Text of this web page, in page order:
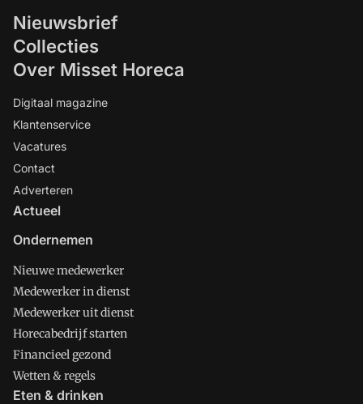
Nieuwsbrief
Collecties
Over Misset Horeca
Digitaal magazine
Klantenservice
Vacatures
Contact
Adverteren
Actueel
Ondernemen
Nieuwe medewerker
Medewerker in dienst
Medewerker uit dienst
Horecabedrijf starten
Financieel gezond
Wetten & regels
Eten & drinken